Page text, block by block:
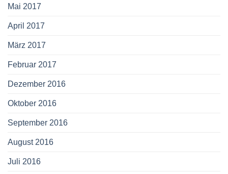
Mai 2017
April 2017
März 2017
Februar 2017
Dezember 2016
Oktober 2016
September 2016
August 2016
Juli 2016